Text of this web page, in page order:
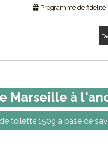
Programme de fidélité
Marseille à
toilette 150g à base de